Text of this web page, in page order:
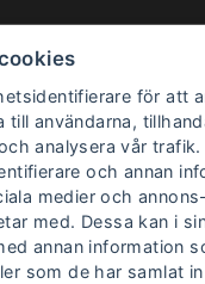
för att
till användarna,
analysera vår
och annan
medier och
med. Dessa kan i
annan information
som de har samlat